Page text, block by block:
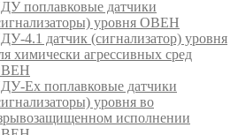
поплавковые датчики
уровня ОВЕН
4.1 датчик (сигнализатор) уровня
химически агрессивных сред
Ex поплавковые датчики
уровня во
исполнении